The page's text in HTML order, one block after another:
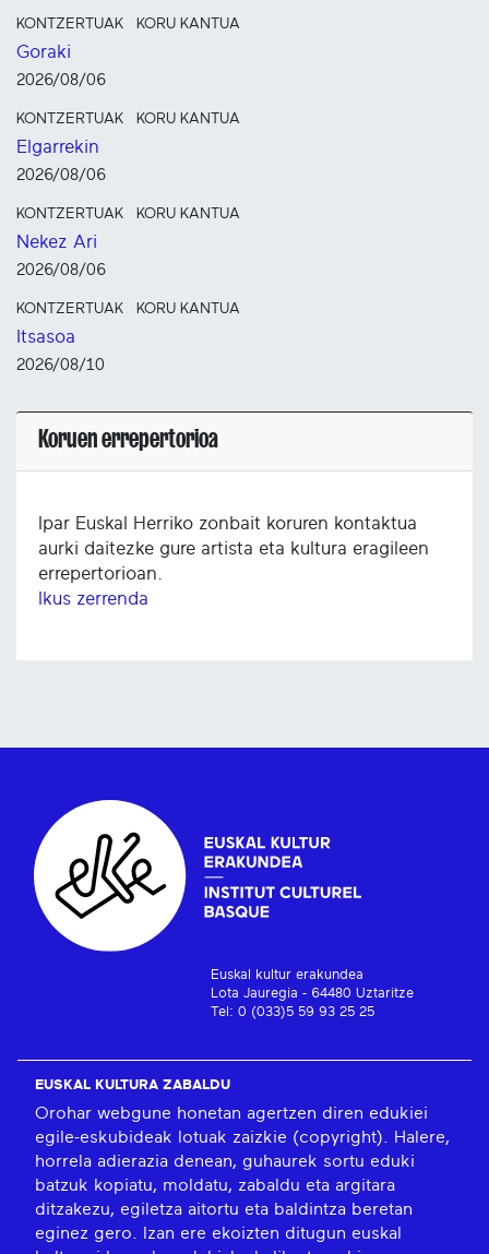
KONTZERTUAK KORU KANTUA
Goraki
2026/08/06
KONTZERTUAK KORU KANTUA
Elgarrekin
2026/08/06
KONTZERTUAK KORU KANTUA
Nekez Ari
2026/08/06
KONTZERTUAK KORU KANTUA
Itsasoa
2026/08/10
Koruen errepertorioa
Ipar Euskal Herriko zonbait koruren kontaktua
aurki daitezke gure artista eta kultura eragileen
errepertorioan.
Ikus zerrenda
Euskal kultur erakundea
Lota Jauregia - 64480 Uztaritze
Tel: 0 (033)5 59 93 25 25
EUSKAL KULTURA ZABALDU
Orohar webgune honetan agertzen diren edukiei
egile-eskubideak lotuak zaizkie (copyright). Halere,
horrela adierazia denean, guhaurek sortu eduki
batzuk kopiatu, moldatu, zabaldu eta argitara
ditzakezu, egiletza aitortu eta baldintza beretan
eginez gero. Izan ere ekoizten ditugun euskal